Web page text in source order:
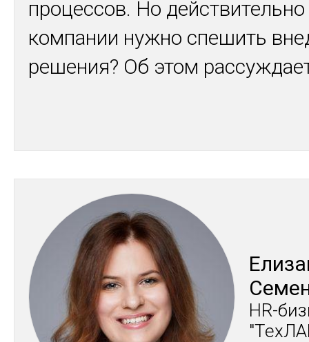
процессов. Но
компании нужно спешить
решения? Об этом
HR-